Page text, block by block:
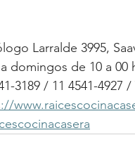
Larralde 3995,
domingos de 10 a 00
3189 / 11 4541-4927